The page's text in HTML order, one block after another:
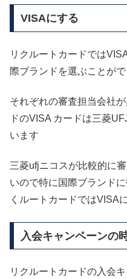
VISAにする
リクルートカードでは
際ブランドを選ぶことがで
それぞれの審査担当会社
ドのVISA カードは三菱
います
三菱ufjニコスが比較的に
いので特に国際ブランド
くルートカードではVISA
入会キャンペーンの
リクルートカードの入会